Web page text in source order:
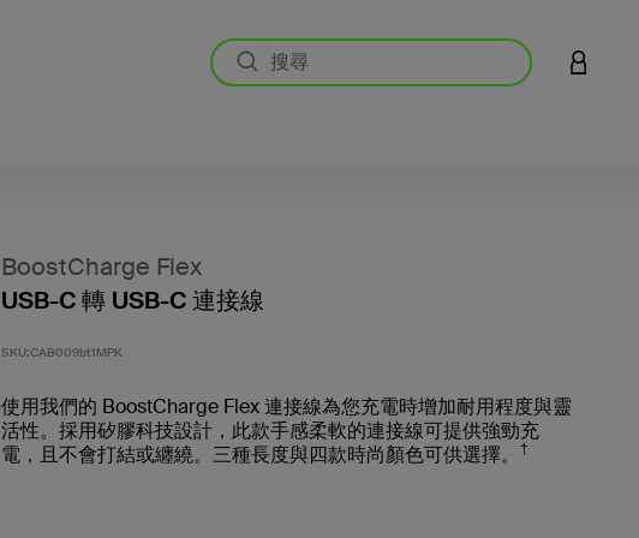
登入您
BoostCharge Flex
USB-C 轉 USB-C 連接線
SKU:CAB009bt1MPK
使用我們的 BoostCharge Flex 連接線為您充電時增加耐用程度與靈
活性。採用矽膠科技設計，此款手感柔軟的連接線可提供強勁充
電，且不會打結或纏繞。三種長度與四款時尚顏色可供選擇。
†